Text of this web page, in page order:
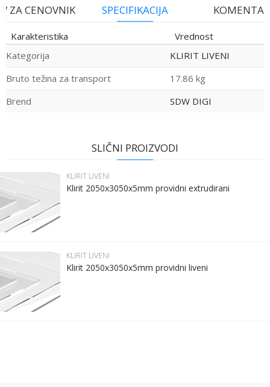
ZA CENOVNIK SPECIFIKACIJA
Karakteristika
Vrednost
Kategorija
KLIRIT LIVENI
Bruto težina za transport
17.86 kg
Brend
SDW DIGI
Email:
Komentar:
SLIČNI PROIZVODI
KLIRIT LIVENI
Klirit 2050x3050x5mm providni extrudirani
KLIRIT LIVENI
Klirit 2050x3050x5mm providni liveni